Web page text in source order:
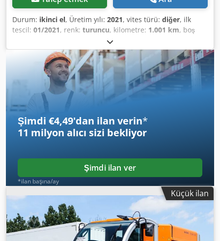
Durum: ikinci el, Üretim yılı: 2021, vites türü: diğer, ilk
tescil: 01/2021, renk: turuncu, kilometre: 1.001 km, boş
, şoför kabini:diğer
Bovenden, Yapı: Yaklaşık 5 m³ kapasiteli, çıkarılabilir tuz
serpme ünitesi, Strobach çıkarılabilir çerçeve üzerine
monte edilmiştir! Boş ağırlık yaklaşık 2310 kg! Crsdpfx
Aezpzf Djlgef Tuz serpme ünitesi yaklaşık 5 m³ Sıvı tuz
kapasitesi yaklaşık 4580 litre. AKSESUAR BİLGİLERİ GARANTİ
KAPSAMINDA DEĞİLDİR, değişiklikler, ön satış ve hatalar
mahfuzdur!
Şimdi €4,49'dan ilan verin*
11 milyon alıcı sizi bekliyor
Şimdi ilan ver
*ilan başına/ay
Küçük ilan